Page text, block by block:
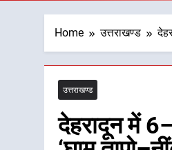
Home उत्तराखण्ड
उत्तराखण्ड
देहरादून में